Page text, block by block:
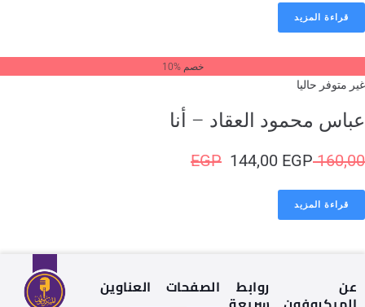
قراءة المزيد
خصم %10
متوفر حاليا
محمود العقاد – أنا
EGP 144,00EGP
قراءة المزيد
عن روابط الصفحات العناوين